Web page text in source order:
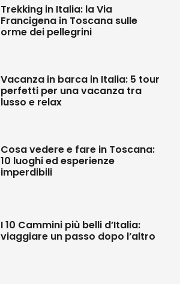
Trekking in Italia: la Via
Francigena in Toscana sulle
orme dei pellegrini
Vacanza in barca in Italia: 5 tour
perfetti per una vacanza tra
lusso e relax
Cosa vedere e fare in Toscana:
10 luoghi ed esperienze
imperdibili
I 10 Cammini più belli d’Italia:
viaggiare un passo dopo l’altro